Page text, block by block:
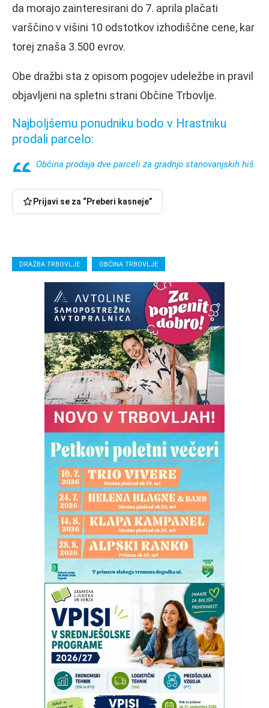
da morajo zainteresirani do 7. aprila plačati
varščino v višini 10 odstotkov izhodiščne cene, kar
torej znaša 3.500 evrov.
Obe dražbi sta z opisom pogojev udeležbe in pravil
objavljeni na spletni strani Občine Trbovlje.
Najboljšemu ponudniku bodo v Hrastniku
prodali parcelo:
Občina prodaja dve parceli za gradnjo stanovanjskih hiš
Prijavi se za “Preberi kasneje”
DRAŽBA TRBOVLJE OBČINA TRBOVLJE